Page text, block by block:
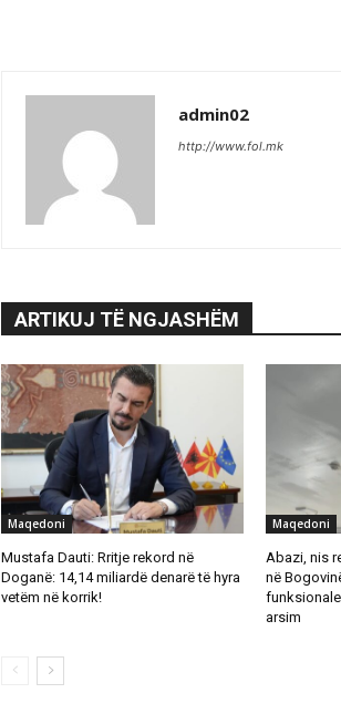
admin02
http://www.fol.mk
ARTIKUJ TË NGJASHËM
Maqedoni
Mustafa Dauti: Rritje rekord në
Doganë: 14,14 miliardë denarë të hyra
vetëm në korrik!
Maqedoni
Abazi, nis
në
arsim